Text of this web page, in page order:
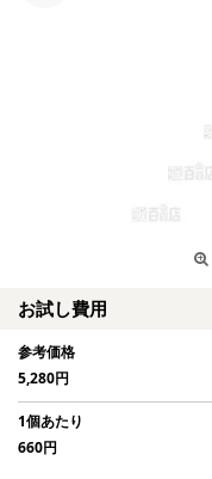
お試し費用
参考価格
5,280円
1個あたり
660円